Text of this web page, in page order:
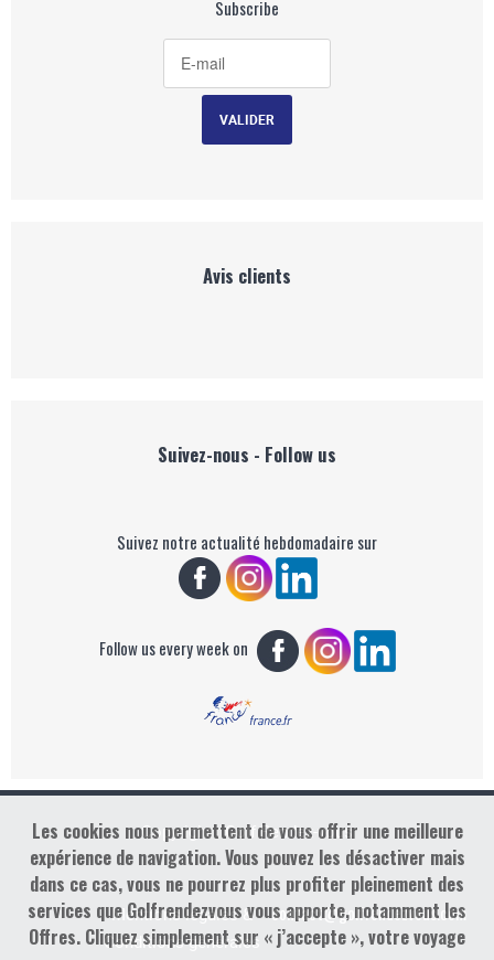
Subscribe
Avis clients
Suivez-nous - Follow us
Suivez notre actualité hebdomadaire sur
Follow us every week on
Copyright : Golf Rendez-vous
Mentions légales &
Conditions générales
contact@golfrendezvous.com
Les cookies nous permettent de vous offrir une meilleure
expérience de navigation. Vous pouvez les désactiver mais
dans ce cas, vous ne pourrez plus profiter pleinement des
services que Golfrendezvous vous apporte, notamment les
Offres. Cliquez simplement sur « j’accepte », votre voyage